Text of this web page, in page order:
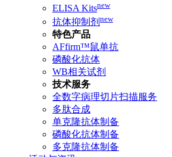
ELISA Kitsnew
抗体抑制剂 new
特色产品
AFfirm™鼠单抗
磷酸化抗体
WB相关试剂
技术服务
全数字病理切片扫描服务
多肽合成
单克隆抗体制备
磷酸化抗体制备
多克隆抗体制备